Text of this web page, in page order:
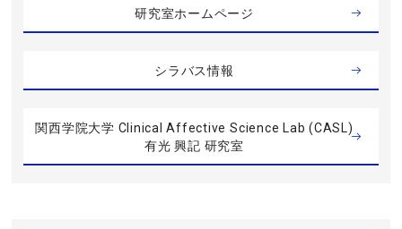
研究室ホームページ
シラバス情報
関西学院大学 Clinical Affective Science Lab (CASL)
有光 興記 研究室